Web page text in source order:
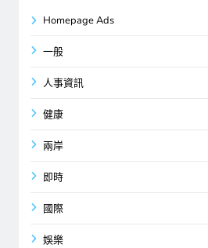
Homepage Ads
一般
人事資訊
健康
兩岸
即時
國際
娛樂